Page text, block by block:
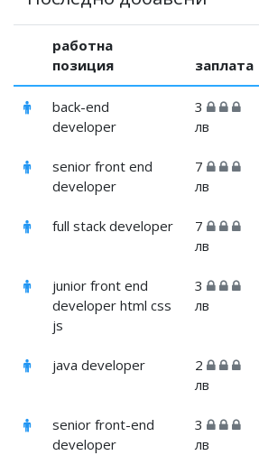
работна
позиция
заплата
back-end
developer
3
лв
senior front end
developer
7
лв
full stack developer
7
лв
junior front end
developer html css
js
3
лв
java developer
2
лв
senior front-end
developer
3
лв